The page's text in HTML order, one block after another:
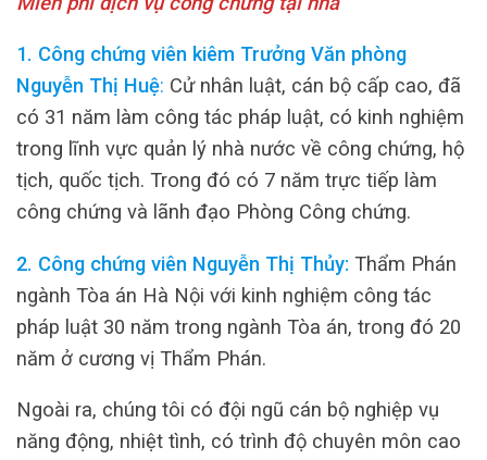
1. Công chứng viên kiêm Trưởng Văn phòng
Nguyễn Thị Huệ: Cử nhân luật, cán bộ cấp cao, đã
có 31 năm làm công tác pháp luật, có kinh nghiệm
trong lĩnh vực quản lý nhà nước về công chứng, hộ
tịch, quốc tịch. Trong đó có 7 năm trực tiếp làm
công chứng và lãnh đạo Phòng Công chứng.
2. Công chứng viên Nguyễn Thị Thủy: Thẩm Phán
ngành Tòa án Hà Nội với kinh nghiệm công tác
pháp luật 30 năm trong ngành Tòa án, trong đó 20
năm ở cương vị Thẩm Phán.
Ngoài ra, chúng tôi có đội ngũ cán bộ nghiệp vụ
năng động, nhiệt tình, có trình độ chuyên môn cao